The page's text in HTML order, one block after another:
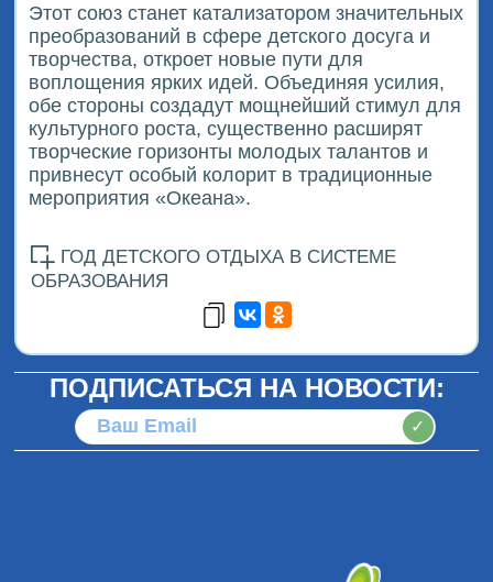
Этот союз станет катализатором значительных
преобразований в сфере детского досуга и
творчества, откроет новые пути для
воплощения ярких идей. Объединяя усилия,
обе стороны создадут мощнейший стимул для
культурного роста, существенно расширят
творческие горизонты молодых талантов и
привнесут особый колорит в традиционные
мероприятия «Океана».
ГОД ДЕТСКОГО ОТДЫХА В СИСТЕМЕ
ОБРАЗОВАНИЯ
ПОДПИСАТЬСЯ НА НОВОСТИ:
✓